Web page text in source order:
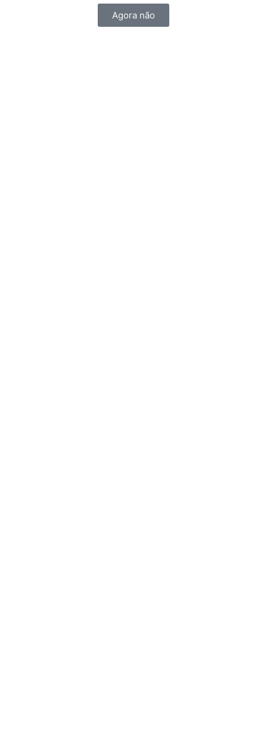
Agora não